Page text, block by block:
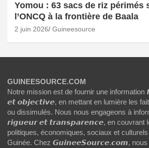
Yomou : 63 sacs de riz périmés
l’ONCQ à la frontière de Baala
2 juin 2026 Guineesource
GUINEESOURCE.COM
Notre mission est de fournir une
𝙚𝙩 𝙤𝙗𝙟𝙚𝙘𝙩𝙞𝙫𝙚, en mettant en lumière les
ou dissimulés. Nous nous engageons à
𝙧𝙞𝙜𝙪𝙚𝙪𝙧 𝙚𝙩 𝙩𝙧𝙖𝙣𝙨𝙥𝙖𝙧𝙚𝙣𝙘𝙚, en couvrant
politiques, économiques, sociaux et
Guinée. Chez 𝙂𝙪𝙞𝙣𝙚𝙚𝙎𝙤𝙪𝙧𝙘𝙚.𝙘𝙤𝙢, nous